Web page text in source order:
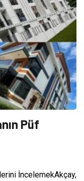
Püf
İncelemekAkçay,